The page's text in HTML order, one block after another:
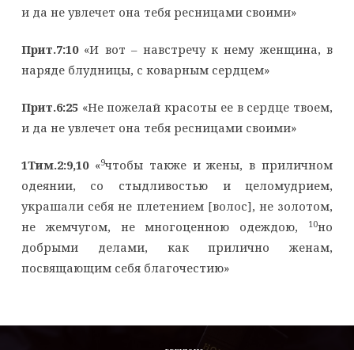
и да не увлечет она тебя ресницами своими»
Прит.7:10«И вот – навстречу к нему женщина, в
наряде блудницы, с коварным сердцем»
Прит.6:25«Не пожелай красоты ее в сердце твоем,
и да не увлечет она тебя ресницами своими»
1Тим.2:9,10«9чтобы также и жены, в приличном
одеянии, со стыдливостью и целомудрием,
украшали себя не плетением [волос], не золотом,
не жемчугом, не многоценною одеждою,
10но
добрыми делами, как прилично женам,
посвящающим себя благочестию»